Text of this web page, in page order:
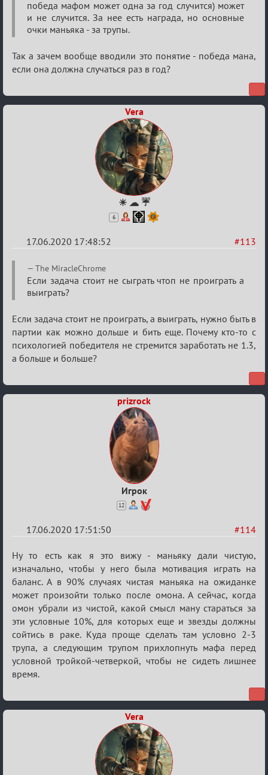
кубок
победа мафом может одна за год случится) может
и не случится. За нее есть награда, но основные
очки маньяка - за трупы.
Так а зачем вообще вводили это понятие - победа мана,
если она должна случаться раз в год?
Vera
☀ ☁ ☔
6
#113
17.06.2020 17:48:52
Re:
Семейный
кубок
The MiracleChrome
Если задача стоит не сыграть чтоп не проиграть а
выиграть?
Если задача стоит не проиграть, а выиграть, нужно быть в
партии как можно дольше и бить еще. Почему кто-то с
психологией победителя не стремится заработать не 1.3,
а больше и больше?
prizrock
Игрок
12
#114
17.06.2020 17:51:50
Re:
Семейный
кубок
Ну то есть как я это вижу - маньяку дали чистую,
изначально, чтобы у него была мотивация играть на
баланс. А в 90% случаях чистая маньяка на ожиданке
может произойти только после омона. А сейчас, когда
омон убрали из чистой, какой смысл ману стараться за
эти условные 10%, для которых еще и звезды должны
сойтись в раке. Куда проще сделать там условно 2-3
трупа, а следующим трупом прихлопнуть мафа перед
условной тройкой-четверкой, чтобы не сидеть лишнее
время.
Vera